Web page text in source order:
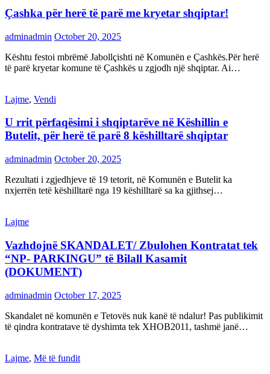
Çashka për herë të parë me kryetar shqiptar!
adminadmin October 20, 2025
Kështu festoi mbrëmë Jabollçishti në Komunën e Çashkës.Për herë
të parë kryetar komune të Çashkës u zgjodh një shqiptar. Ai…
Lajme, Vendi
U rrit përfaqësimi i shqiptarëve në Këshillin e
Butelit, për herë të parë 8 këshilltarë shqiptar
adminadmin October 20, 2025
Rezultati i zgjedhjeve të 19 tetorit, në Komunën e Butelit ka
nxjerrën tetë këshilltarë nga 19 këshilltarë sa ka gjithsej…
Lajme
Vazhdojnë SKANDALET/ Zbulohen Kontratat tek
“NP- PARKINGU” të Bilall Kasamit
(DOKUMENT)
adminadmin October 17, 2025
Skandalet në komunën e Tetovës nuk kanë të ndalur! Pas publikimit
të qindra kontratave të dyshimta tek XHOB2011, tashmë janë…
Lajme, Më të fundit